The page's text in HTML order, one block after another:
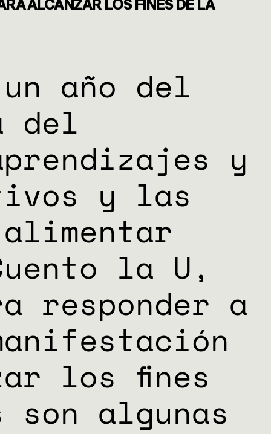
año del
del
y
y las
la U,
responder a
los fines
algunas